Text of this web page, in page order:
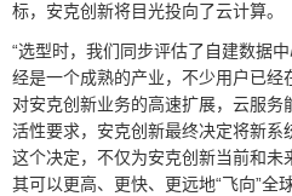
标，安克创新将目光投向了云计算。
“选型时，我们同步评估了自建数据
经是一个成熟的产业，不少用户已
对安克创新业务的高速扩展，云服务
活性要求，安克创新最终决定将新系
这个决定，不仅为安克创新当前和未
其可以更高、更快、更远地“飞向”全